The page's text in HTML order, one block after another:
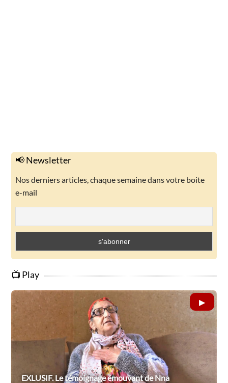
📢 Newsletter
Nos derniers articles, chaque semaine dans votre boite
e-mail
📺 Play
EXLUSIF. Le témoignage émouvant de Nna